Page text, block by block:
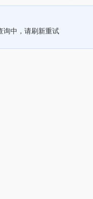
询中，请刷新重试